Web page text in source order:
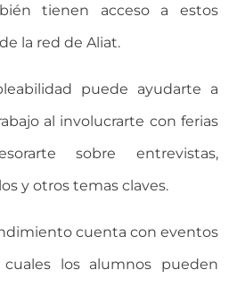
tienen acceso a estos
la red de Aliat.
puede ayudarte a
al involucrarte con ferias
sobre entrevistas,
y otros temas claves.
cuenta con eventos
los alumnos pueden